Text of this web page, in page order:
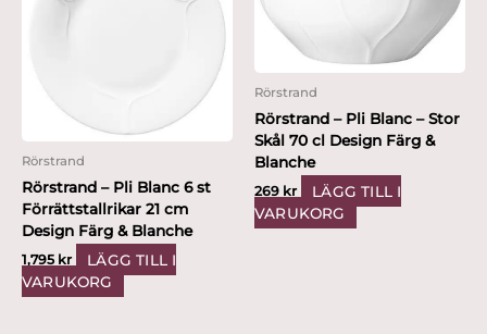
Rörstrand
Rörstrand – Pli Blanc 6 st
Förrättstallrikar 21 cm
Design Färg & Blanche
1,795 kr
LÄGG TILL I
VARUKORG
Rörstrand
Rörstrand – Pli Blanc – Stor
Skål 70 cl Design Färg &
Blanche
269 kr
LÄGG TILL I
VARUKORG